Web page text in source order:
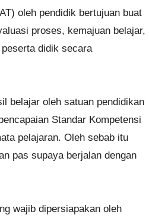
oleh pendidik bertujuan buat
proses, kemajuan belajar,
didik secara
belajar oleh satuan pendidikan
Standar Kompetensi
pelajaran. Oleh sebab itu
pas supaya berjalan dengan
wajib dipersiapakan oleh